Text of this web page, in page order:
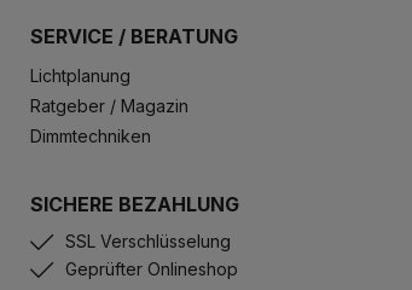
SERVICE / BERATUNG
Lichtplanung
Ratgeber / Magazin
Dimmtechniken
SICHERE BEZAHLUNG
SSL Verschlüsselung
Geprüfter Onlineshop